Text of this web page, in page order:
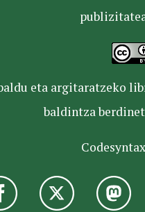
eta argitaratzeko
baldintza